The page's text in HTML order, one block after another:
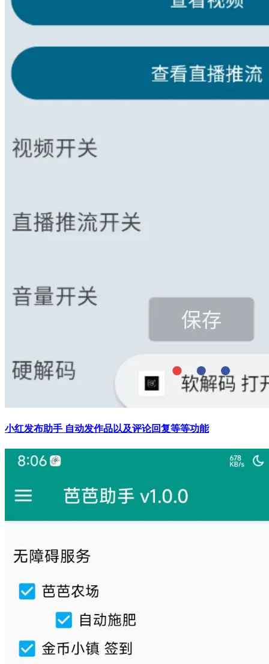
小红发布助手 自动发作品以及评论回复等等功能